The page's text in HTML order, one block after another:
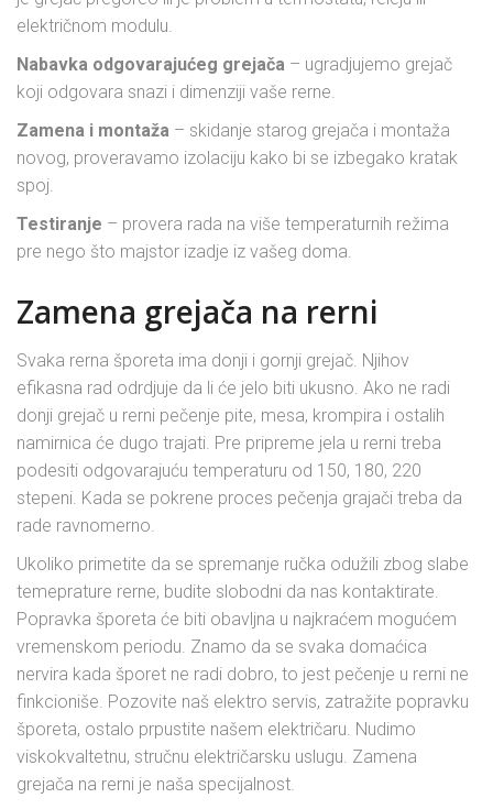
električnom modulu.
Nabavka odgovarajućeg grejača – ugradjujemo grejač
koji odgovara snazi i dimenziji vaše rerne.
Zamena i montaža – skidanje starog grejača i montaža
novog, proveravamo izolaciju kako bi se izbegako kratak
spoj.
Testiranje – provera rada na više temperaturnih režima
pre nego što majstor izadje iz vašeg doma.
Zamena grejača na rerni
Svaka rerna šporeta ima donji i gornji grejač. Njihov
efikasna rad odrdjuje da li će jelo biti ukusno. Ako ne radi
donji grejač u rerni pečenje pite, mesa, krompira i ostalih
namirnica će dugo trajati. Pre pripreme jela u rerni treba
podesiti odgovarajuću temperaturu od 150, 180, 220
stepeni. Kada se pokrene proces pečenja grajači treba da
rade ravnomerno.
Ukoliko primetite da se spremanje ručka odužili zbog slabe
temeprature rerne, budite slobodni da nas kontaktirate.
Popravka šporeta će biti obavljna u najkraćem mogućem
vremenskom periodu. Znamo da se svaka domaćica
nervira kada šporet ne radi dobro, to jest pečenje u rerni ne
finkcioniše. Pozovite naš elektro servis, zatražite popravku
šporeta, ostalo prpustite našem električaru. Nudimo
viskokvaltetnu, stručnu električarsku uslugu. Zamena
grejača na rerni je naša specijalnost.